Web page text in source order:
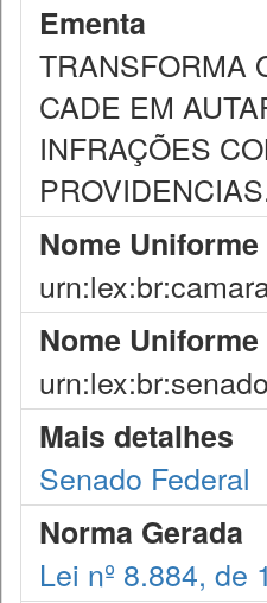
Ementa
TRANSFORMA
CADE EM
INFRAÇÕES
Nome Uniforme
Nome Uniforme
Mais detalhes
Senado Federal
Norma Gerada
Lei nº 8.884, de